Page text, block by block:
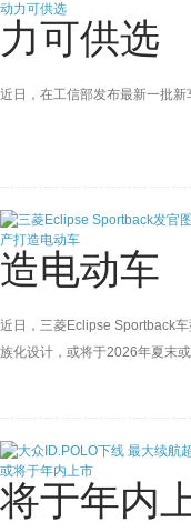
力可供选
近日，在工信部发布最新一批
造电动车
近日，三菱Eclipse Sportback
族化设计，或将于2026年夏末或
将于年内